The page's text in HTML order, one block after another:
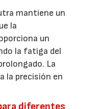
mantiene un
la
un
la fatiga del
La
la precisión en
diferentes